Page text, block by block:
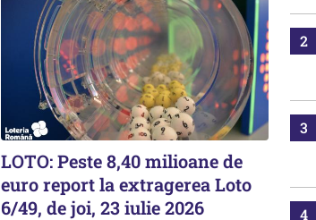
LOTO: Peste 8,40 milioane de
euro report la extragerea Loto
6/49, de joi, 23 iulie 2026